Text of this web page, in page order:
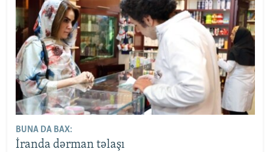
BUNA DA BAX:
İranda dərman təlaşı